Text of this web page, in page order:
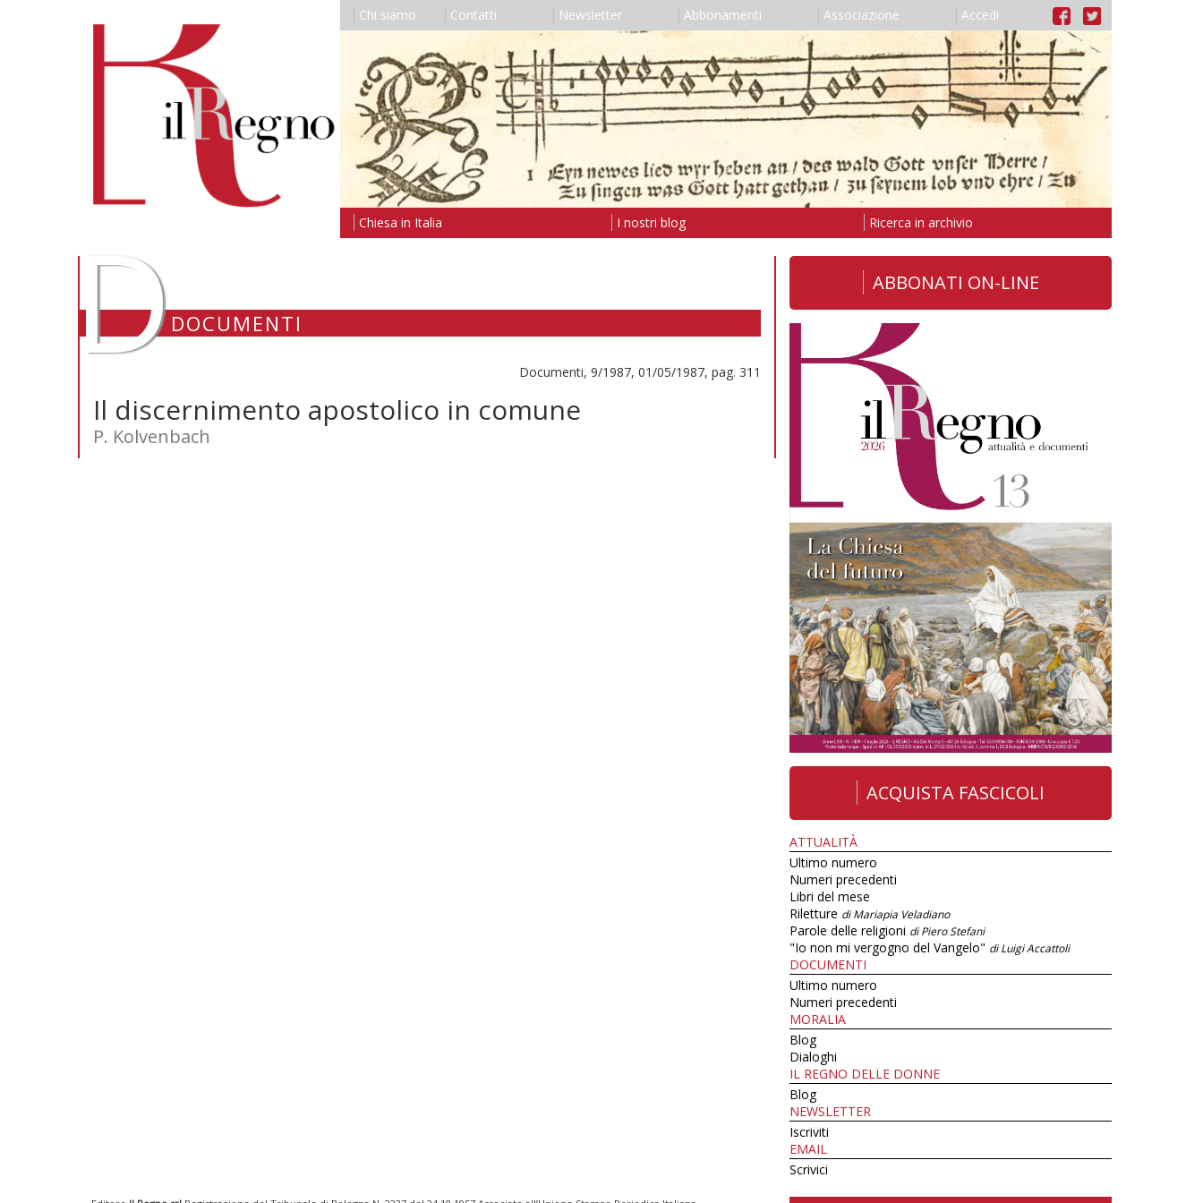
Chi siamo Contatti Newsletter Abbonamenti Associazione Accedi
Chiesa in Italia I nostri blog Ricerca in archivio
DDOCUMENTI
Documenti, 9/1987, 01/05/1987, pag. 311
Il discernimento apostolico in comune
P. Kolvenbach
ABBONATI ON-LINE
ACQUISTA FASCICOLI
ATTUALITÀ
Ultimo numero
Numeri precedenti
Libri del mese
Riletture di Mariapia Veladiano
Parole delle religioni di Piero Stefani
"Io non mi vergogno del Vangelo" di Luigi Accattoli
DOCUMENTI
Ultimo numero
Numeri precedenti
MORALIA
Blog
Dialoghi
IL REGNO DELLE DONNE
Blog
NEWSLETTER
Iscriviti
EMAIL
Scrivici